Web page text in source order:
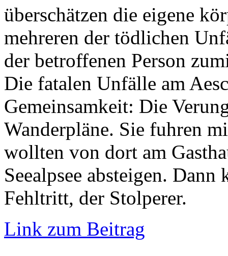
überschätzen die eigene
mehreren der tödlichen
der betroffenen Person
Die fatalen Unfälle am
Gemeinsamkeit: Die
Wanderpläne. Sie fuhren
wollten von dort am
Seealpsee absteigen.
Fehltritt, der Stolperer.
Link zum Beitrag